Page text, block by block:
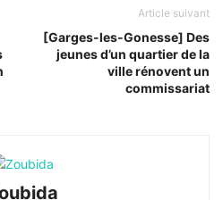
Article suivant
[Garges-les-Gonesse] Des
jeunes d’un quartier de la
ville rénovent un
commissariat